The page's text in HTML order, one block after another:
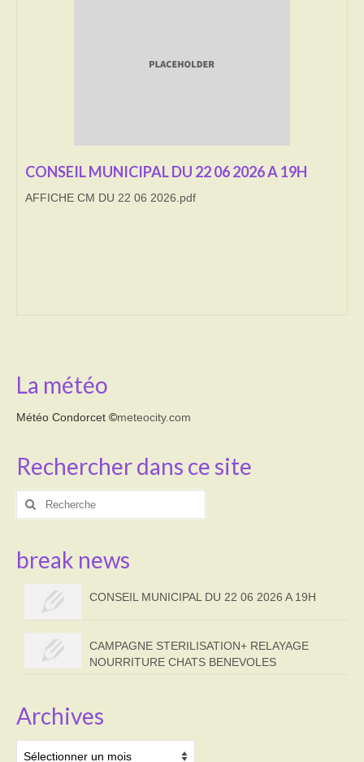
LE BRULAGE DES VEGETAUX
DECHETS VERTS
CONSEIL MUNICIPAL DU 22 06 2026 A 19H
AFFICHE CM DU 22 06 2026.pdf
La météo
Météo Condorcet ©meteocity.com
Rechercher dans ce site
Rechercher
break news
CONSEIL MUNICIPAL DU 22 06 2026 A 19H
CAMPAGNE STERILISATION+ RELAYAGE
NOURRITURE CHATS BENEVOLES
Archives